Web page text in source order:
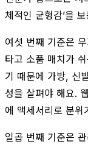
체적인 균형감’을
여섯 번째 기준은
타고 소품 매치가
기 때문에 가방, 신
성을 살펴야 해요.
에 액세서리로 분위
일곱 번째 기준은